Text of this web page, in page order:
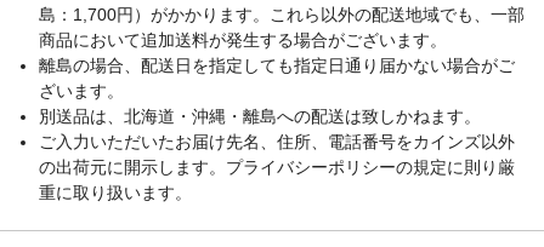
島：1,700円）がかかります。これら以外の配送地域でも、一部
商品において追加送料が発生する場合がございます。
離島の場合、配送日を指定しても指定日通り届かない場合がご
ざいます。
別送品は、北海道・沖縄・離島への配送は致しかねます。
ご入力いただいたお届け先名、住所、電話番号をカインズ以外
の出荷元に開示します。プライバシーポリシーの規定に則り厳
重に取り扱います。